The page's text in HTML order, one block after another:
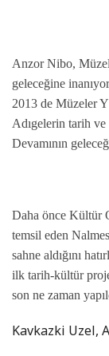
Anzor Nibo,
geleceğine
2013 de Müzeler
Adıgelerin tarih
Devamının
Daha önce Kültür
temsil eden
sahne aldığını
ilk tarih-kültür
son ne zaman
Kavkazki Uzel,